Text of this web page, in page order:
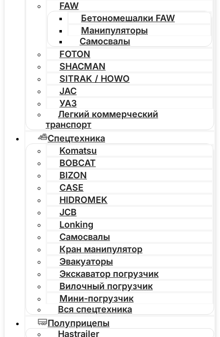
FAW
Бетономешалки FAW
Манипуляторы
Самосвалы
FOTON
SHACMAN
SITRAK / HOWO
JAC
УАЗ
Легкий коммерческий
транспорт
Спецтехника
Komatsu
BOBCAT
BIZON
CASE
HIDROMEK
JCB
Lonking
Самосвалы
Кран манипулятор
Эвакуаторы
Экскаватор погрузчик
Вилочный погрузчик
Мини-погрузчик
Вся спецтехника
Полуприцепы
Hastrailer